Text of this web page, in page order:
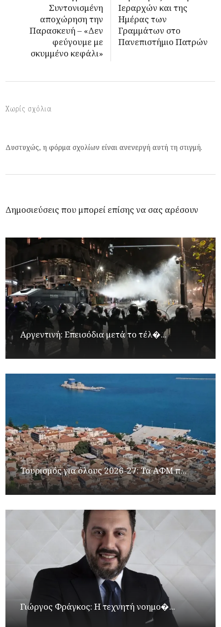
Συντονισμένη
αποχώρηση την
Παρασκευή – «Δεν
φεύγουμε με
σκυμμένο κεφάλι»
Ιεραρχών και της
Ημέρας των
Γραμμάτων στο
Πανεπιστήμιο Πατρών
Χωρίς σχόλια
Δυστυχώς, η φόρμα σχολίων είναι ανενεργή αυτή τη στιγμή.
Δημοσιεύσεις που μπορεί επίσης να σας αρέσουν
Αργεντινή: Επεισόδια μετά το τέλ�...
Τουρισμός για όλους 2026-27: Τα ΑΦΜ π...
Γιώργος Φράγκος: Η τεχνητή νοημο�...